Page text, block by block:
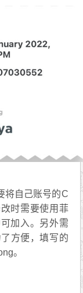
将自己账号的C
时需要使用菲
加入。另外需
方便，填写的
。